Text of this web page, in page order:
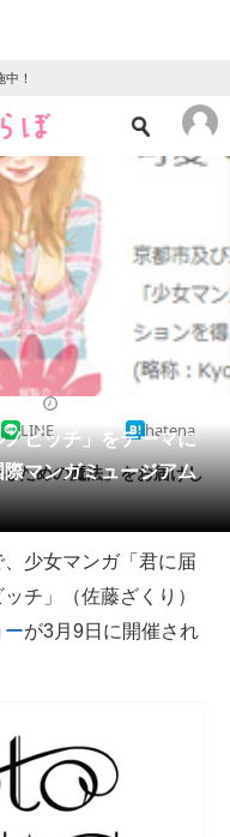
！
ス
育児
チ
ビッチ」をテーマに
マンガミュージアム
LINE hatena
ための魔法」をお届けし
少女マンガ「君に届
チ」（佐藤ざくり）
ーが3月9日に開催され